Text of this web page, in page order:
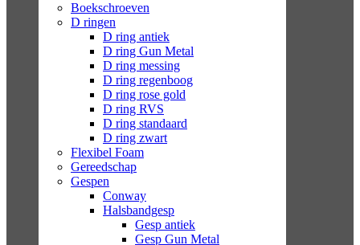
Boekschroeven
D ringen
D ring antiek
D ring Gun Metal
D ring messing
D ring regenboog
D ring rose gold
D ring RVS
D ring standaard
D ring zwart
Flexibel Foam
Gereedschap
Gespen
Conway
Halsbandgesp
Gesp antiek
Gesp Gun Metal